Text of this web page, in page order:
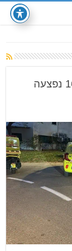
תאונה בסביון: רוכבת קורקינט בת 16 נפצעה